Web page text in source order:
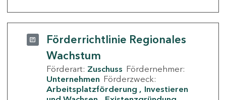
Förderrichtlinie Regionales
Wachstum
Förderart: Zuschuss Fördernehmer:
Unternehmen Förderzweck:
Arbeitsplatzförderung
Investieren